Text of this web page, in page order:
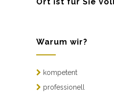
Warum wir?
kompetent
professionell